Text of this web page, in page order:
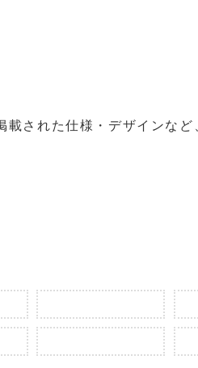
載された仕様・デザインな